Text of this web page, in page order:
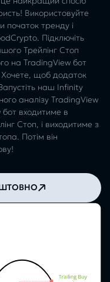
Використовуйте
початок тренду і
Підключіть
Трейлінг Стоп
на TradingView бот
щоб додаток
наш Infinity
аналізу TradingView
входитиме в
Стоп, і виходитиме з
Потім він